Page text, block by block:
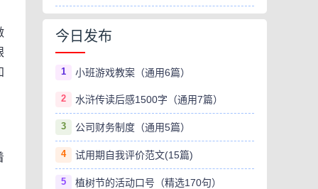
今日发布
1 小班游戏教案（通用6篇）
2 水浒传读后感1500字（通用7篇）
3 公司财务制度（通用5篇）
4 试用期自我评价范文(15篇)
5 植树节的活动口号（精选170句）